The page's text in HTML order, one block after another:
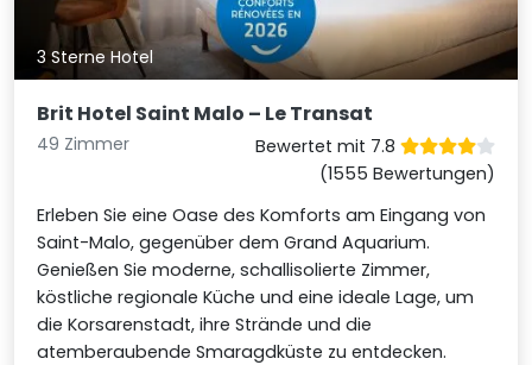
3 Sterne Hotel
Brit Hotel Saint Malo – Le Transat
49 Zimmer
Bewertet mit 7.8
(1555 Bewertungen)
Erleben Sie eine Oase des Komforts am Eingang von
Saint-Malo, gegenüber dem Grand Aquarium.
Genießen Sie moderne, schallisolierte Zimmer,
köstliche regionale Küche und eine ideale Lage, um
die Korsarenstadt, ihre Strände und die
atemberaubende Smaragdküste zu entdecken.